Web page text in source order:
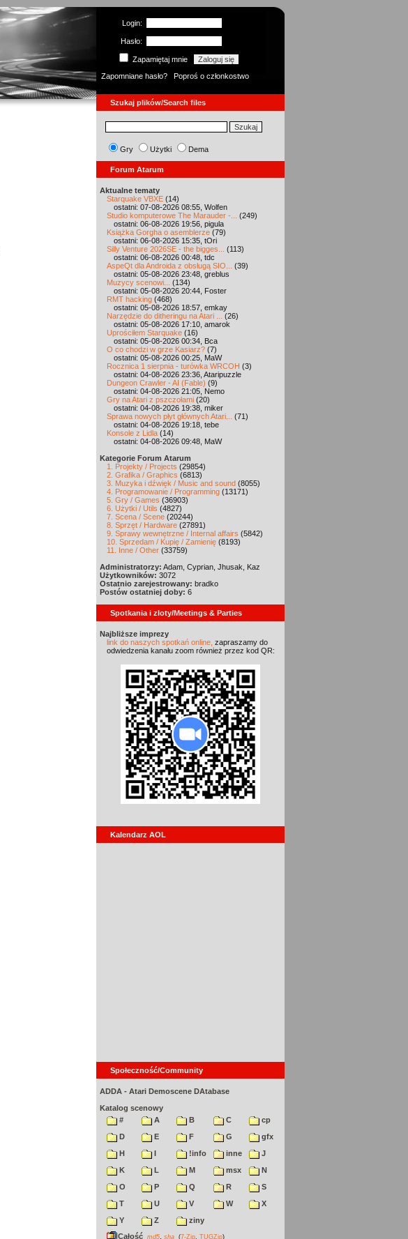
Login:
Hasło:
Zapamiętaj mnie
Zapomniane hasło?
Poproś o członkostwo
Szukaj plików/Search files
Gry Użytki Dema
Forum Atarum
Aktualne tematy
Starquake VBXE (14)
ostatni: 07-08-2026 08:55, Wolfen
Studio komputerowe The Marauder -...
(249)
ostatni: 06-08-2026 19:56, pigula
Książka Gorgha o asemblerze (79)
ostatni: 06-08-2026 15:35, tOri
Silly Venture 2026SE - the bigges...
(113)
ostatni: 06-08-2026 00:48, tdc
AspeQt dla Androida z obsługą SIO...
(39)
ostatni: 05-08-2026 23:48, greblus
Muzycy scenowi...
(134)
ostatni: 05-08-2026 20:44, Foster
RMT hacking (468)
ostatni: 05-08-2026 18:57, emkay
Narzędzie do ditheringu na Atari ...
(26)
ostatni: 05-08-2026 17:10, amarok
Uprościłem Starquake (16)
ostatni: 05-08-2026 00:34, Bca
O co chodzi w grze Kasiarz? (7)
ostatni: 05-08-2026 00:25, MaW
Rocznica 1 sierpnia - turówka WRCOH (3)
ostatni: 04-08-2026 23:36, Ataripuzzle
Dungeon Crawler - AI (Fable) (9)
ostatni: 04-08-2026 21:05, Nemo
Gry na Atari z pszczołami (20)
ostatni: 04-08-2026 19:38, miker
Sprawa nowych płyt głównych Atari...
(71)
ostatni: 04-08-2026 19:18, tebe
Konsole z Lidla (14)
ostatni: 04-08-2026 09:48, MaW
Kategorie Forum Atarum
1. Projekty / Projects (29854)
2. Grafika / Graphics (6813)
3. Muzyka i dźwięk / Music and sound (8055)
4. Programowanie / Programming (13171)
5. Gry / Games (36903)
6. Użytki / Utils (4827)
7. Scena / Scene (20244)
8. Sprzęt / Hardware (27891)
9. Sprawy wewnętrzne / Internal affairs (5842)
10. Sprzedam / Kupię / Zamienię (8193)
11. Inne / Other (33759)
Administratorzy: Adam, Cyprian, Jhusak, Kaz
Użytkowników: 3072
Ostatnio zarejestrowany: bradko
Postów ostatniej doby: 6
Spotkania i zloty/Meetings & Parties
Najbliższe imprezy
link do naszych spotkań online, zapraszamy do
odwiedzenia kanału zoom również przez kod QR:
Kalendarz AOL
Społeczność/Community
ADDA - Atari Demoscene DAtabase
Katalog scenowy
#
A B C
cp
D
E F G
gfx
H
I !info inne
J
K
L M msx
N
O
P Q R
S
T
U V W
X
Y
Z
ziny
Całość md5 sha (7-Zip TUGZip)